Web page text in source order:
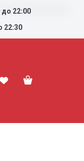
до 22:00
22:30